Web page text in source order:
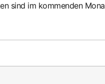
sind im kommenden